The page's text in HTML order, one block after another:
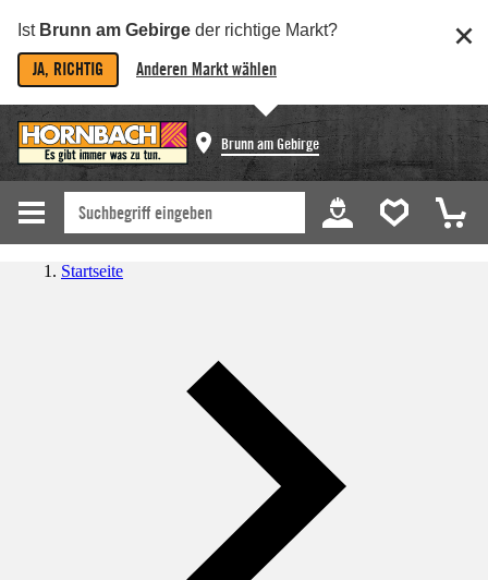
Ist Brunn am Gebirge der richtige Markt?
JA, RICHTIG Anderen Markt wählen
Brunn am Gebirge
Startseite